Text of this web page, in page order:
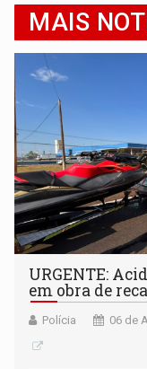
MAIS
URGENTE:
em obra de
Polícia 06 de